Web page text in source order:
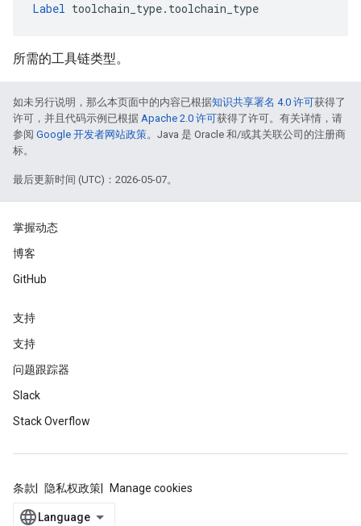
Label toolchain_type.toolchain_type
所需的工具链类型。
如未另行说明，那么本页面中的内容已根据知识共享署名 4.0 许可获得了
许可，并且代码示例已根据 Apache 2.0 许可获得了许可。有关详情，请
参阅 Google 开发者网站政策。Java 是 Oracle 和/或其关联公司的注册商
标。
最后更新时间 (UTC)：2026-05-07。
掌握动态
博客
GitHub
支持
支持
问题跟踪器
Slack
Stack Overflow
条款 隐私权政策 Manage cookies